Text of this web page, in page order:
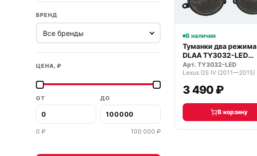
БРЕНД
ЦЕНА, ₽
ОТ ДО
0 ₽ 100 000 ₽
В наличии
Туманки два режима
DLAA TY3032-LED
светодиодные
Арт. TY3032-LED
Lexus GS IV (2011—2015)
3 490 ₽
В корзину